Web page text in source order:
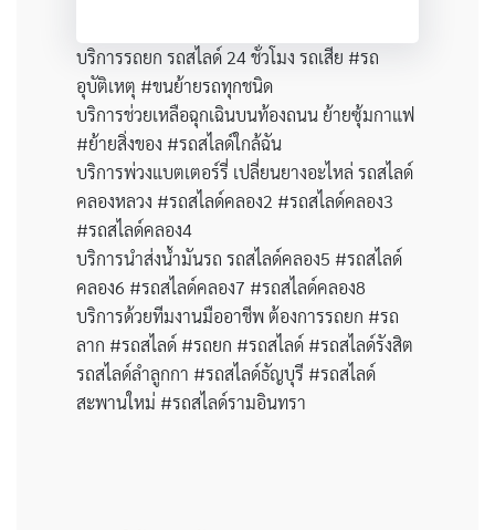
บริการรถยก รถสไลด์ 24 ชั่วโมง รถเสีย #รถ
อุบัติเหตุ #ขนย้ายรถทุกชนิด
บริการช่วยเหลือฉุกเฉินบนท้องถนน ย้ายซุ้มกาแฟ
#ย้ายสิ่งของ #รถสไลด์ใกล้ฉัน
บริการพ่วงแบตเตอร์รี่ เปลี่ยนยางอะไหล่ รถสไลด์
คลองหลวง #รถสไลด์คลอง2 #รถสไลด์คลอง3
#รถสไลด์คลอง4
บริการนำส่งน้ำมันรถ รถสไลด์คลอง5 #รถสไลด์
คลอง6 #รถสไลด์คลอง7 #รถสไลด์คลอง8
บริการด้วยทีมงานมืออาชีพ ต้องการรถยก #รถ
ลาก #รถสไลด์ #รถยก #รถสไลด์ #รถสไลด์รังสิต
รถสไลด์ลำลูกกา #รถสไลด์ธัญบุรี #รถสไลด์
สะพานใหม่ #รถสไลด์รามอินทรา